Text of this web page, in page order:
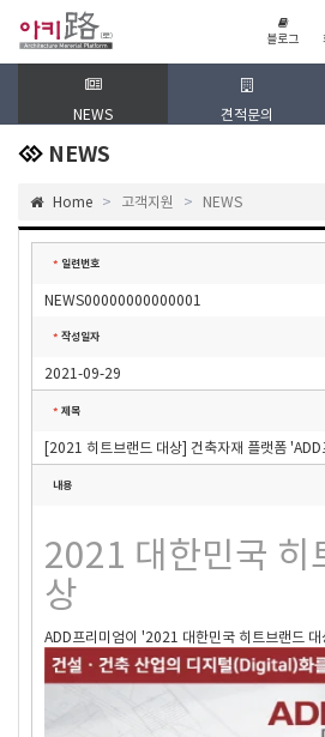
블
로
그
블로그
NEWS 견적문의
NEWS
Home 고객지원 NEWS
* 일련번호
NEWS00000000000001
* 작성일자
2021-09-29
* 제목
[2021 히트브랜드 대상] 건축자재 플랫폼 'ADD
내용
2021 대한민국 히
상
ADD프리미엄이 '2021 대한민국 히트브랜드 대